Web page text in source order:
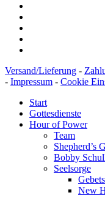
Versand/Lieferung -
- Impressum - Cookie
Start
Gottesdienste
Hour of Power
Team
Shepherd’s
Bobby
Seelsorge
New